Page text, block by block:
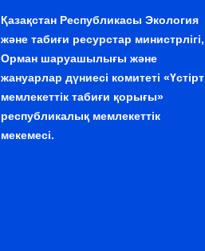
Қазақстан Республикасы Экология
және табиғи ресурстар министрлігі,
Орман шаруашылығы және
жануарлар дүниесі комитеті «Үстірт
мемлекеттік табиғи қорығы»
республикалық мемлекеттік
мекемесі.